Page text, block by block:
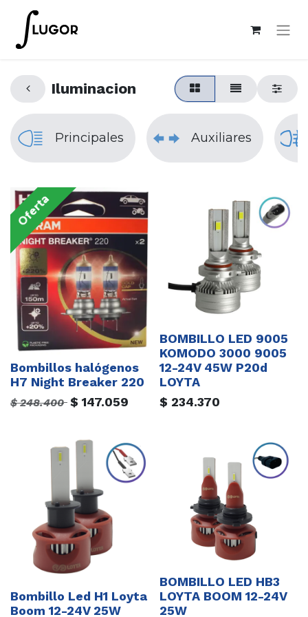
Iluminacion
Principales Auxiliares
Oferta
Bombillos halógenos
H7 Night Breaker 220
$248.400 $ 147.059
BOMBILLO LED 9005
KOMODO 3000 9005
12-24V 45W P20d
LOYTA
$ 234.370
Bombillo Led H1 Loyta
Boom 12-24V 25W
BOMBILLO LED HB3
LOYTA BOOM 12-24V
25W